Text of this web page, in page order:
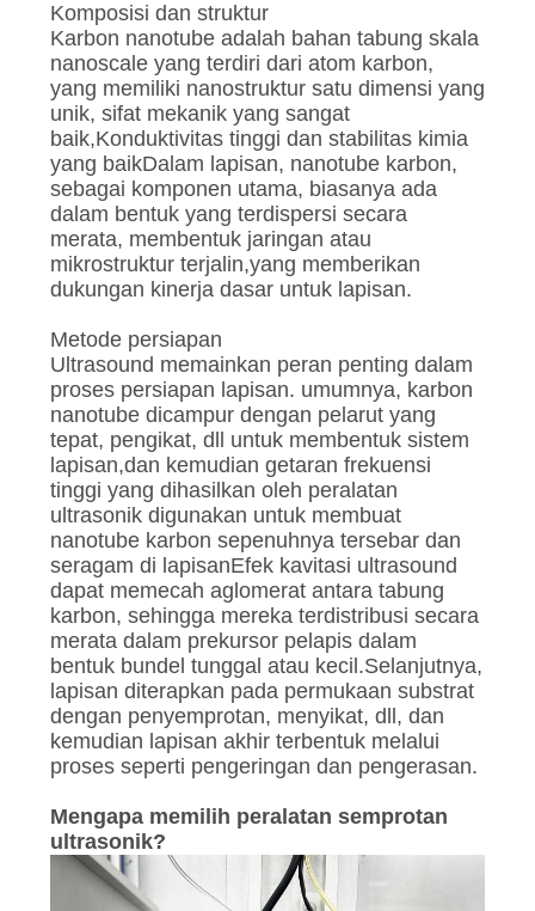
Komposisi dan struktur
Karbon nanotube adalah bahan tabung skala
nanoscale yang terdiri dari atom karbon,
yang memiliki nanostruktur satu dimensi yang
unik, sifat mekanik yang sangat
baik,Konduktivitas tinggi dan stabilitas kimia
yang baikDalam lapisan, nanotube karbon,
sebagai komponen utama, biasanya ada
dalam bentuk yang terdispersi secara
merata, membentuk jaringan atau
mikrostruktur terjalin,yang memberikan
dukungan kinerja dasar untuk lapisan.
Metode persiapan
Ultrasound memainkan peran penting dalam
proses persiapan lapisan. umumnya, karbon
nanotube dicampur dengan pelarut yang
tepat, pengikat, dll untuk membentuk sistem
lapisan,dan kemudian getaran frekuensi
tinggi yang dihasilkan oleh peralatan
ultrasonik digunakan untuk membuat
nanotube karbon sepenuhnya tersebar dan
seragam di lapisanEfek kavitasi ultrasound
dapat memecah aglomerat antara tabung
karbon, sehingga mereka terdistribusi secara
merata dalam prekursor pelapis dalam
bentuk bundel tunggal atau kecil.Selanjutnya,
lapisan diterapkan pada permukaan substrat
dengan penyemprotan, menyikat, dll, dan
kemudian lapisan akhir terbentuk melalui
proses seperti pengeringan dan pengerasan.
Mengapa memilih peralatan semprotan
ultrasonik?